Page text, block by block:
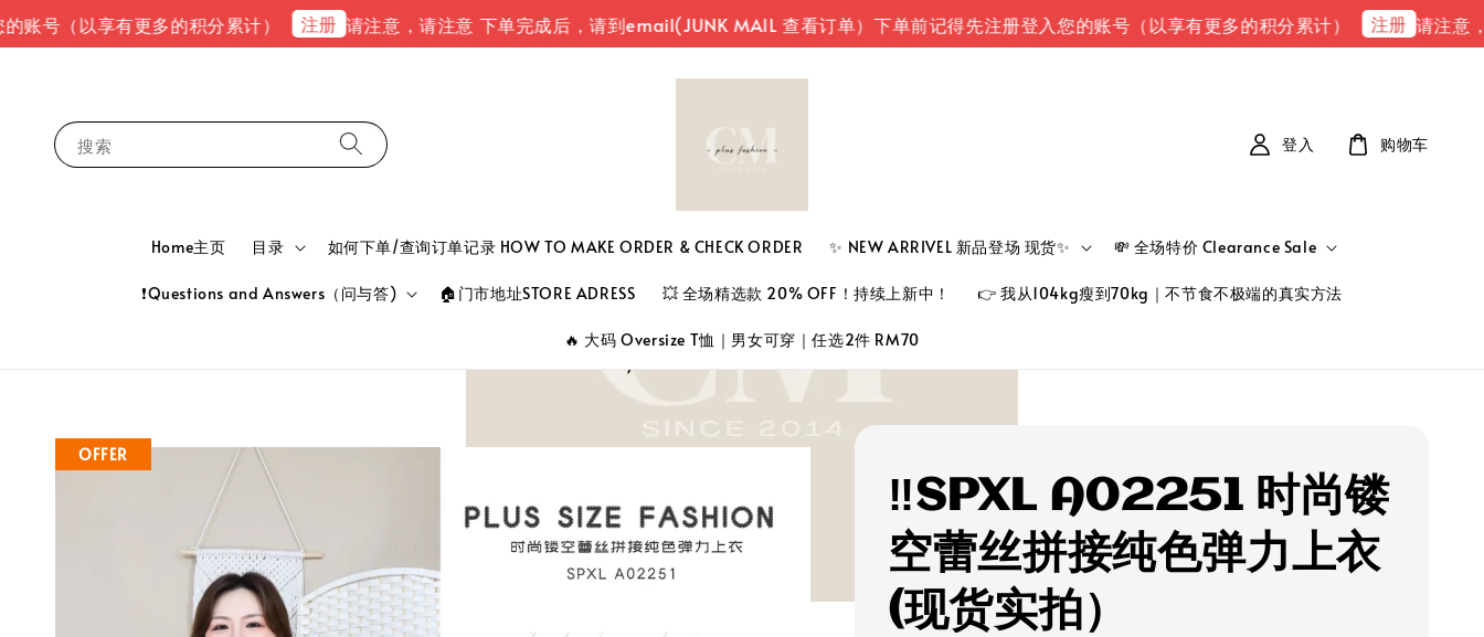
（以享有更多的积分累计） 注册 请注意，请注意 下单完成后，请到email(JUNK MAIL 查看订单）下单前记得先注册登入您的账号（以享有更多的积分累计） 注册 请注意，请
搜索
Home主页 目录 如何下单/查询订单记录 HOW TO MAKE ORDER & CHECK ORDER ✨ NEW ARRIVEL 新品登场 现货✨ 💸 全场特价 Clearance Sale
❗Questions and Answers（问与答) 🏠门市地址STORE ADRESS 💥 全场精选款 20% OFF！持续上新中！ 👉 我从104kg瘦到70kg｜不节食不极端的真实方法
🔥 大码 Oversize T恤｜男女可穿｜任选2件 RM70
登入 购物车
OFFER
‼️SPXL A02251 时尚镂
空蕾丝拼接纯色弹力上衣
(现货实拍）